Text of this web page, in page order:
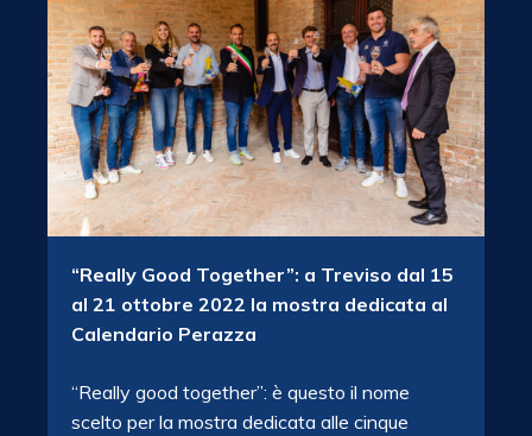
“Really Good Together”: a Treviso dal 15
al 21 ottobre 2022 la mostra dedicata al
Calendario Perazza
“Really good together”: è questo il nome
scelto per la mostra dedicata alle cinque